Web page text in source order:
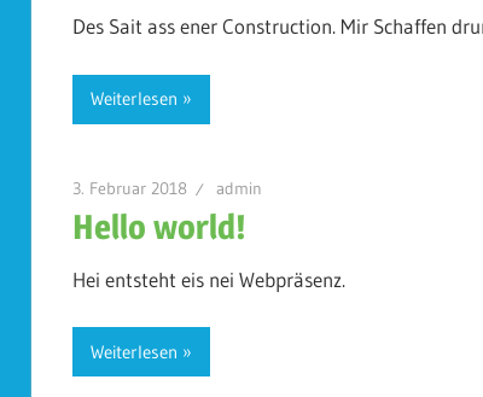
Des Sait ass ener Construction. Mir Schaffen
Weiterlesen
3. Februar 2018 admin
Hello world!
Hei entsteht eis nei Webpräsenz.
Weiterlesen